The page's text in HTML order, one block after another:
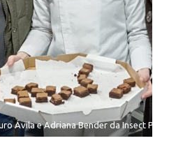
Ávila e Adriana Bender da Insect